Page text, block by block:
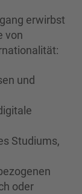
erwirbst
von
und
Studiums,
oder